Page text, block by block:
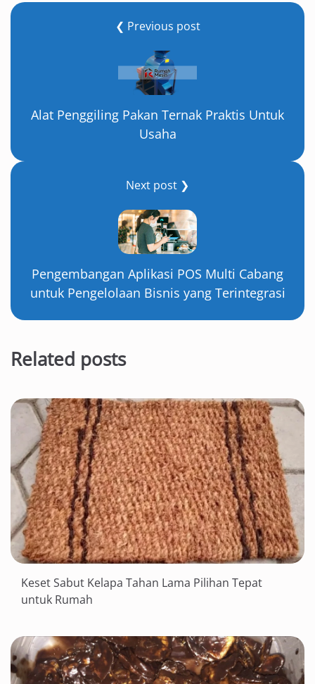
❮ Previous post
Alat Penggiling Pakan Ternak Praktis Untuk
Usaha
Next post ❯
Pengembangan Aplikasi POS Multi Cabang
untuk Pengelolaan Bisnis yang Terintegrasi
Related posts
Keset Sabut Kelapa Tahan Lama Pilihan Tepat
untuk Rumah